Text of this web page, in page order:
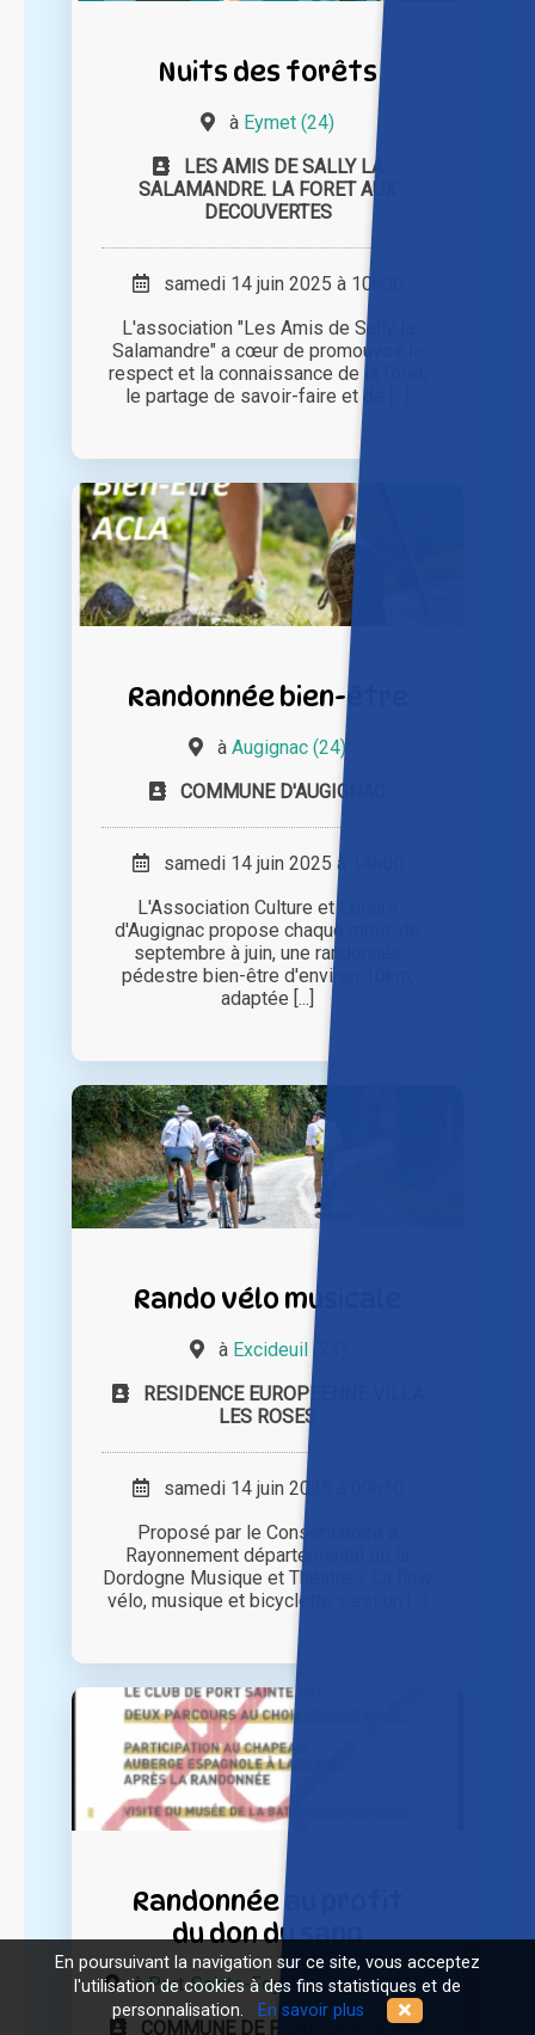
Nuits des forêts
à Eymet (24)
LES AMIS DE SALLY LA
SALAMANDRE. LA FORET AUX
DECOUVERTES
samedi 14 juin 2025 à 10h00
L'association "Les Amis de Sally la
Salamandre" a cœur de promouvoir le
respect et la connaissance de la forêt,
le partage de savoir-faire et de [...]
Randonnée bien-être
à Augignac (24)
COMMUNE D'AUGIGNAC
samedi 14 juin 2025 à 14h00
L'Association Culture et Loisirs
d'Augignac propose chaque mois, de
septembre à juin, une randonnée
pédestre bien-être d'environ 10km,
adaptée [...]
Rando vélo musicale
à Excideuil (24)
RESIDENCE EUROPEENNE VILLA
LES ROSES
samedi 14 juin 2025 à 09h30
Proposé par le Conservatoire à
Rayonnement départemental de la
Dordogne Musique et Théâtre « La flow
vélo, musique et bicyclette » est un [...]
Randonnée au profit
du don du sang
àPort-Sainte-Foy-Et-Ponchapt (33)
COMMUNE DE PORT SAINTE FOY
En poursuivant la navigation sur ce site, vous acceptez
l'utilisation de cookies à des fins statistiques et de
personnalisation.
En savoir plus